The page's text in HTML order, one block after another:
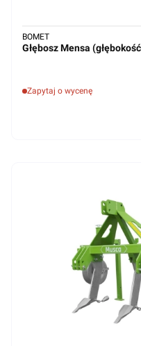
Głębosz Mensa
Zapytaj o wycenę
BOMET